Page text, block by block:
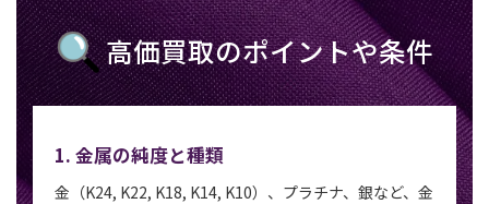
高価買取のポイントや条件
1. 金属の純度と種類
金（K24, K22, K18, K14, K10）、プラチナ、銀など、金